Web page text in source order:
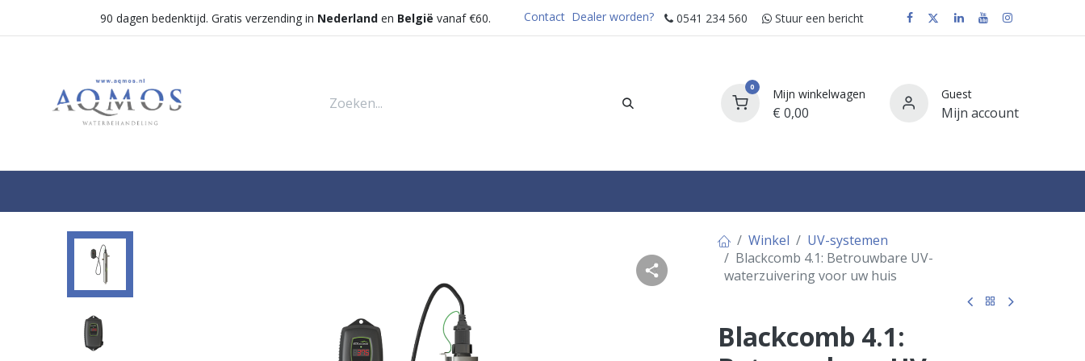
90 dagen bedenktijd. Gratis verzending in Nederlanden België vanaf €60. Contact Dealer worden? 0541 234 560 Stuur e​​​​en bericht
0 Mijn winkelwagen
€ 0,00
Guest
Mijn account
Winkel
UV-systemen
Blackcomb 4.1: Betrouwbare UV-
waterzuivering voor uw huis
Blackcomb 4.1: